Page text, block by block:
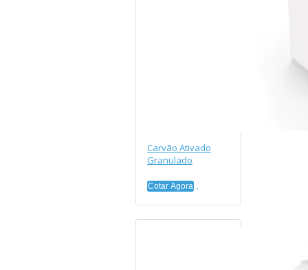
Carvão Ativado
Granulado
Cotar Agora